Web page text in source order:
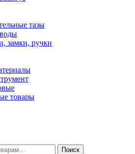
тазы
замки, ручки
товары
Поиск